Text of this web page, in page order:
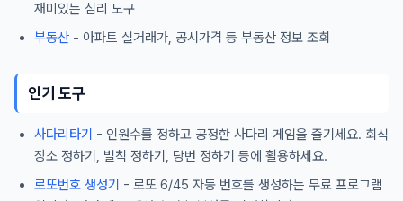
재미있는 심리 도구
부동산 - 아파트 실거래가, 공시가격 등 부동산 정보 조회
인기 도구
사다리타기 - 인원수를 정하고 공정한 사다리 게임을 즐기세요. 회식
장소 정하기, 벌칙 정하기, 당번 정하기 등에 활용하세요.
로또번호 생성기 - 로또 6/45 자동 번호를 생성하는 무료 프로그램